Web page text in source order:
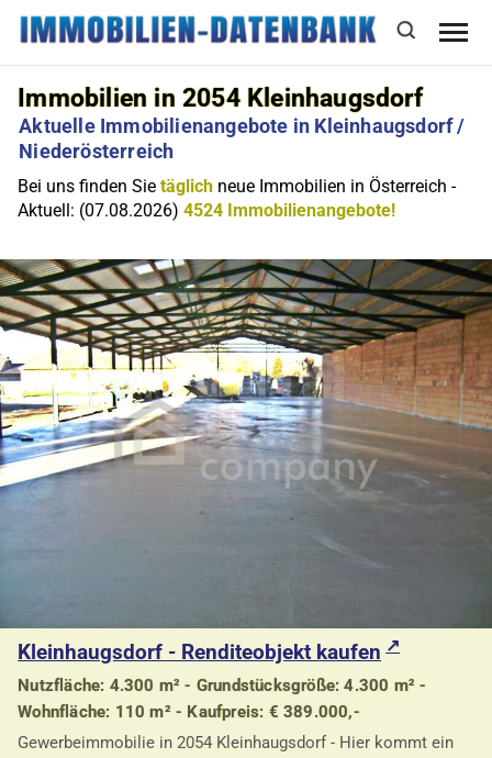
Immobilien in 2054 Kleinhaugsdorf
Aktuelle Immobilienangebote in Kleinhaugsdorf /
Niederösterreich
Bei uns finden Sietäglich neue Immobilien in Österreich -
Aktuell: (07.08.2026)4524 Immobilienangebote!
Kleinhaugsdorf - Renditeobjekt kaufen
Nutzfläche: 4.300 m² - Grundstücksgröße: 4.300 m² -
Wohnfläche: 110 m² - Kaufpreis: € 389.000,-
Gewerbeimmobilie in 2054 Kleinhaugsdorf - Hier kommt ein